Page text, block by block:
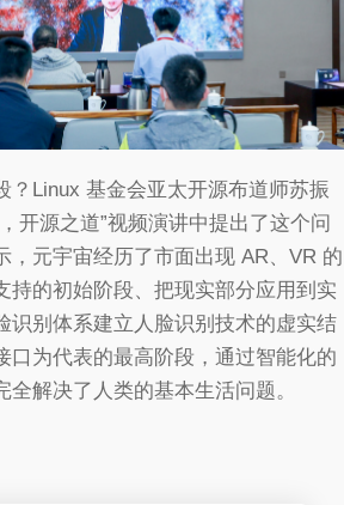
？Linux 基金会亚太开源布道师苏振
开源之道”视频演讲中提出了这个问
，元宇宙经历了市面出现 AR、VR 的
持的初始阶段、把现实部分应用到实
识别体系建立人脸识别技术的虚实结
口为代表的最高阶段，通过智能化的
解决了人类的基本生活问题。